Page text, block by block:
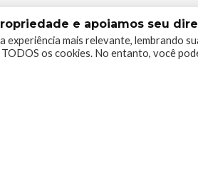
e apoiamos seu
mais relevante, lembrando
os cookies. No entanto, você